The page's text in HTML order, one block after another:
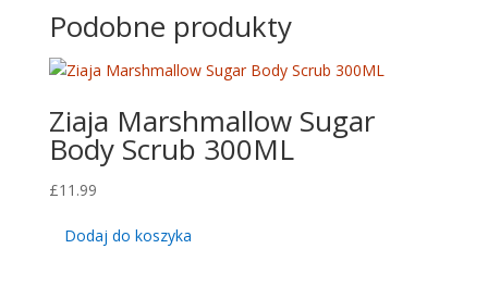
Podobne produkty
Ziaja Marshmallow Sugar
Body Scrub 300ML
£11.99
Dodaj do koszyka